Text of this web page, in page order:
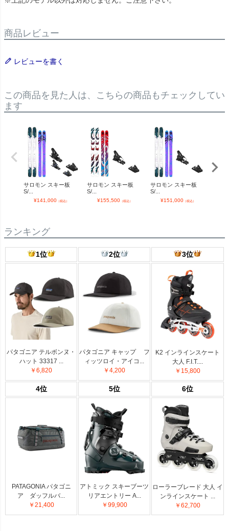
商品レビュー
レビューを書く
この商品を見た人は、こちらの商品もチェックしてい
ます
サロモン スキー板
S/...
¥141,000（税込）
サロモン スキー板
S/...
¥155,500（税込）
サロモン スキー板
S/...
¥151,000（税込）
ランキング
1位 2位 3位
パタゴニア テルボンヌ・
ハット 33317 ...
￥6,820
パタゴニア キャップ フ
ィッツロイ・アイコ...
￥4,200
K2 インラインスケート
大人 F.I.T....
￥15,800
4位 5位 6位
PATAGONIA パタゴニ
ア ダッフルバ...
￥21,400
アトミック スキーブーツ
リアエントリー A...
￥99,900
ローラーブレード 大人 イ
ンラインスケート ...
￥62,700